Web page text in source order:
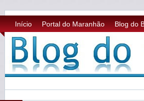
Início Portal do Maranhão Blog do